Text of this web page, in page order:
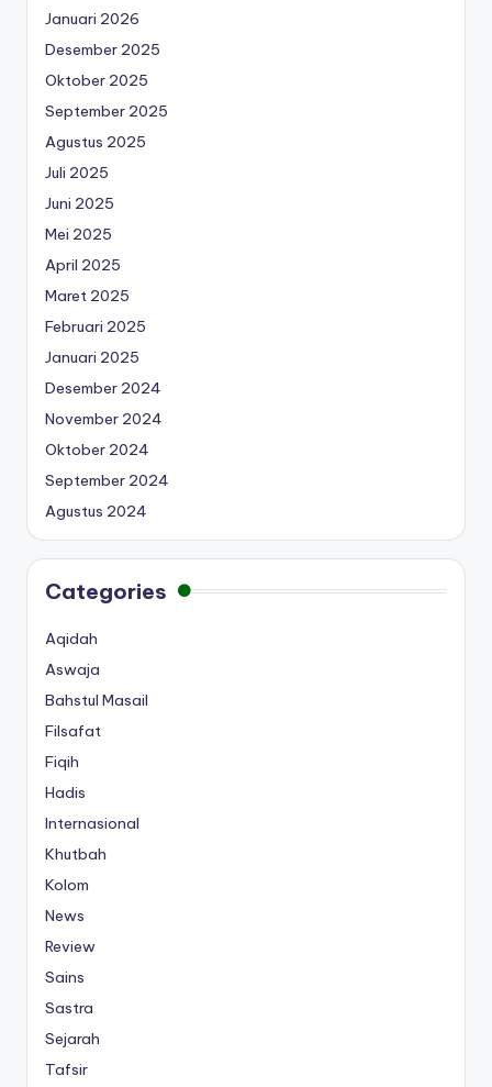
Januari 2026
Desember 2025
Oktober 2025
September 2025
Agustus 2025
Juli 2025
Juni 2025
Mei 2025
April 2025
Maret 2025
Februari 2025
Januari 2025
Desember 2024
November 2024
Oktober 2024
September 2024
Agustus 2024
Categories
Aqidah
Aswaja
Bahstul Masail
Filsafat
Fiqih
Hadis
Internasional
Khutbah
Kolom
News
Review
Sains
Sastra
Sejarah
Tafsir